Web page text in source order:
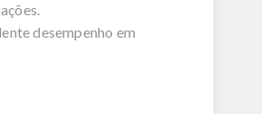
desempenho em